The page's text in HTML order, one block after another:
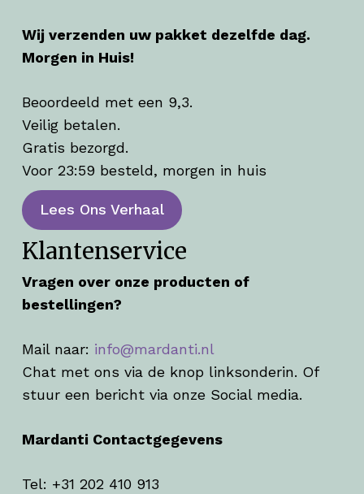
Wij verzenden uw pakket dezelfde dag.
Morgen in Huis!
Beoordeeld met een 9,3.
Veilig betalen.
Gratis bezorgd.
Voor 23:59 besteld, morgen in huis
Lees Ons Verhaal
Klantenservice
Vragen over onze producten of
bestellingen?
Mail naar: info@mardanti.nl
Chat met ons via de knop linksonderin. Of
stuur een bericht via onze Social media.
Mardanti Contactgegevens
Tel: +31 202 410 913